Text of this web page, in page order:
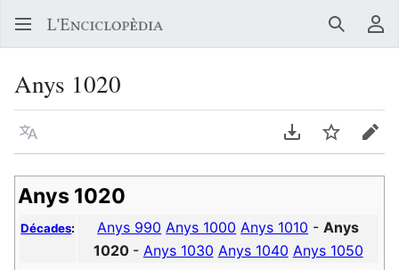
Buscar
Anys 1020
Llegir en un atre idioma Descarregar en
Vigilar
Anys 1020
Décades: Anys 990 Anys 1000 Anys 1010 -Anys
1020 - Anys 1030 Anys 1040 Anys 1050